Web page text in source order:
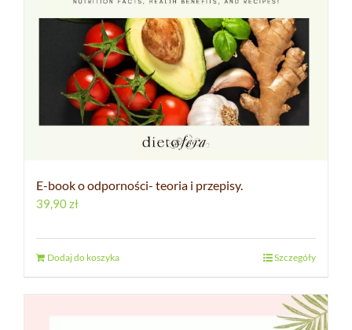
E-book o odporności- teoria i przepisy.
39,90zł
Dodaj do koszyka Szczegóły